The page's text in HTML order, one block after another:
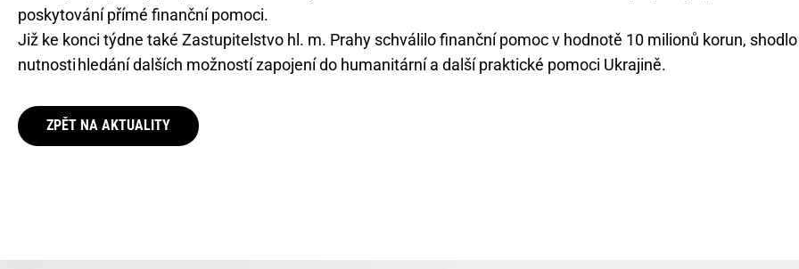
poskytování přímé finanční pomoci.
Již ke konci týdne také Zastupitelstvo hl. m. Prahy schválilo finanční pomoc v hodnotě 10 milionů korun,
nutnosti hledání dalších možností zapojení do humanitární a další praktické pomoci Ukrajině.
ZPĚT NA AKTUALITY